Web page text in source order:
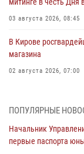
03 августа 2026, 08:45
В Кирове
магазина
02 августа 2026, 07:00
Российской
В Росгвардии
ПОПУЛЯРНЫЕ
Начальник
первые паспорта